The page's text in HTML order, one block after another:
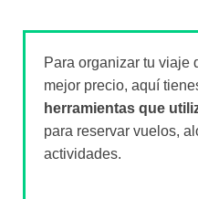
Para organizar tu viaje
mejor precio, aquí
herramientas que
para reservar vuelos,
actividades.